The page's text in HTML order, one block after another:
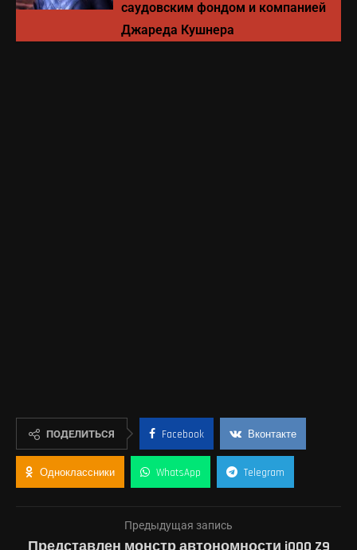
саудовским фондом и компанией
Джареда Кушнера
ПОДЕЛИТЬСЯ Facebook Вконтакте
Одноклассники WhatsApp Telegram
Предыдущая запись